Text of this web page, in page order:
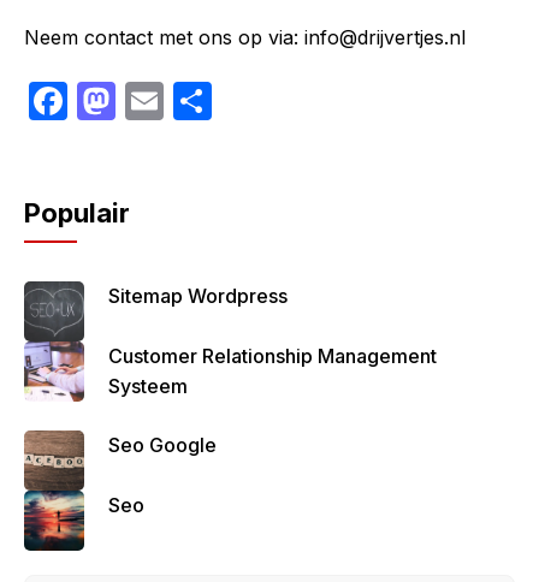
Neem contact met ons op via: info@drijvertjes.nl
F
e
b
o
o
k
M
o
o
E
Populair
Sitemap Wordpress
Customer Relationship Management
Systeem
Seo Google
Seo